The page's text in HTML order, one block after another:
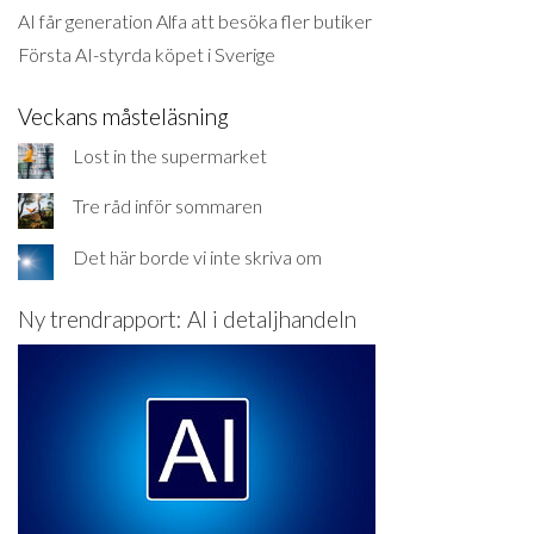
AI får generation Alfa att besöka fler butiker
Första AI-styrda köpet i Sverige
Veckans måsteläsning
Lost in the supermarket
Tre råd inför sommaren
Det här borde vi inte skriva om
Ny trendrapport: AI i detaljhandeln